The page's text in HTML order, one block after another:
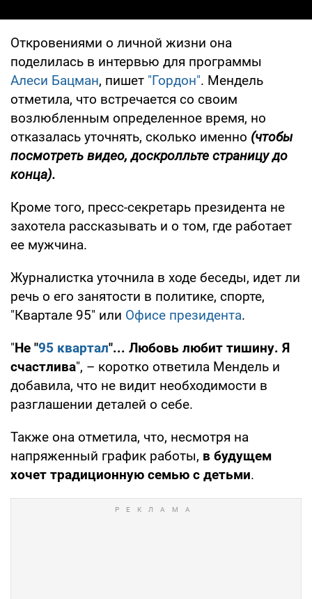
Откровениями о личной жизни она
поделилась в интервью для программы
Алеси Бацман, пишет "Гордон". Мендель
отметила, что встречается со своим
возлюбленным определенное время, но
отказалась уточнять, сколько именно (чтобы
посмотреть видео, доскролльте страницу до
конца).
Кроме того, пресс-секретарь президента не
захотела рассказывать и о том, где работает
ее мужчина.
Журналистка уточнила в ходе беседы, идет ли
речь о его занятости в политике, спорте,
"Квартале 95" или Офисе президента.
"Не "95 квартал"... Любовь любит тишину. Я
счастлива", – коротко ответила Мендель и
добавила, что не видит необходимости в
разглашении деталей о себе.
Также она отметила, что, несмотря на
напряженный график работы, в будущем
хочет традиционную семью с детьми.